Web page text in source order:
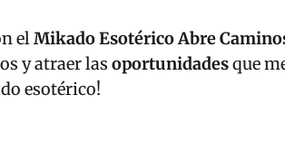
elMikado Esotérico Abre
y atraer las oportunidadesque
esotérico!